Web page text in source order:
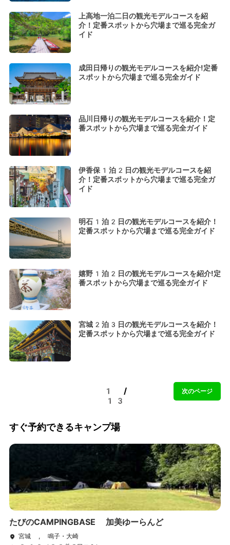
上高地一泊二日の観光モデルコースを紹
介！定番スポットから穴場まで巡る完全ガ
イド
成田日帰りの観光モデルコースを紹介!定番
スポットから穴場まで巡る完全ガイド
品川日帰りの観光モデルコースを紹介！定
番スポットから穴場まで巡る完全ガイド
伊香保1泊2日の観光モデルコースを紹
介！定番スポットから穴場まで巡る完全ガ
イド
明石1泊2日の観光モデルコースを紹介！
定番スポットから穴場まで巡る完全ガイド
嬉野1泊2日の観光モデルコースを紹介!定
番スポットから穴場まで巡る完全ガイド
宮城2泊3日の観光モデルコースを紹介！
定番スポットから穴場まで巡る完全ガイド
1 /
13
次のページ
すぐ予約できるキャンプ場
たびのCAMPINGBASE 加美ゆーらんど
宮城 , 鳴子・大崎